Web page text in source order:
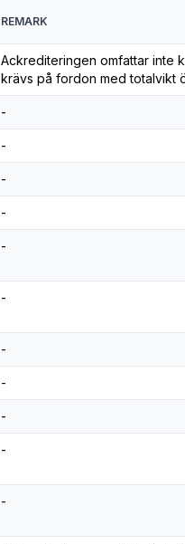
REMARK
Ackrediteringen omfattar inte
krävs på fordon med totalvikt
-
-
-
-
-
-
-
-
-
-
-